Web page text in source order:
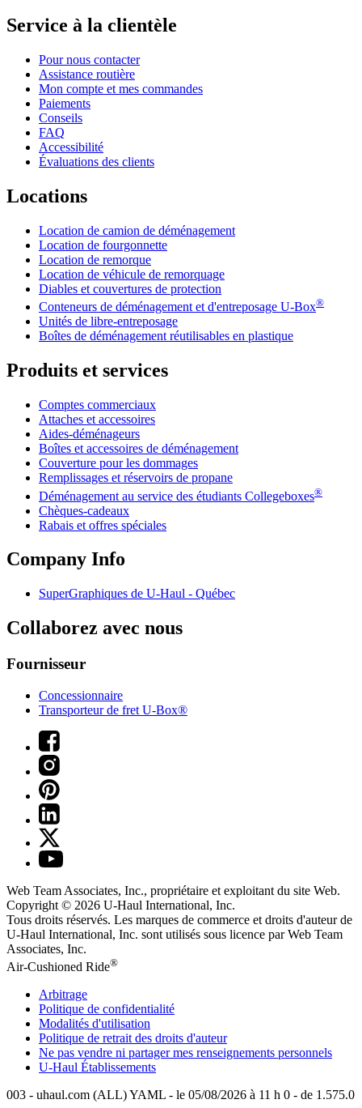
Service à la clientèle
Pour nous contacter
Assistance routière
Mon compte et mes commandes
Paiements
Conseils
FAQ
Accessibilité
Évaluations des clients
Locations
Location de camion de déménagement
Location de fourgonnette
Location de remorque
Location de véhicule de remorquage
Diables et couvertures de protection
Conteneurs de déménagement et d'entreposage U-Box®
Unités de libre-entreposage
Boîtes de déménagement réutilisables en plastique
Produits et services
Comptes commerciaux
Attaches et accessoires
Aides-déménageurs
Boîtes et accessoires de déménagement
Couverture pour les dommages
Remplissages et réservoirs de propane
Déménagement au service des étudiants Collegeboxes®
Chèques-cadeaux
Rabais et offres spéciales
Company Info
SuperGraphiques de U-Haul - Québec
Collaborez avec nous
Fournisseur
Concessionnaire
Transporteur de fret U-Box®
Web Team Associates, Inc., propriétaire et exploitant du site Web.
Copyright © 2026 U-Haul International, Inc.
Tous droits réservés. Les marques de commerce et droits d'auteur de
U-Haul International, Inc. sont utilisés sous licence par Web Team
Associates, Inc.
Air-Cushioned Ride®
Arbitrage
Politique de confidentialité
Modalités d'utilisation
Politique de retrait des droits d'auteur
Ne pas vendre ni partager mes renseignements personnels
U-Haul Établissements
003 - uhaul.com (ALL) YAML - le 05/08/2026 à 11 h 0 - de 1.575.0